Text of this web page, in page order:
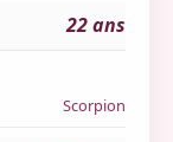
22 ans
Scorpion